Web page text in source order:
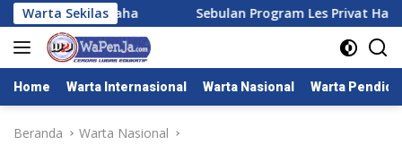
Langsung
ke
konten
Warta Sekilas
Primagraha Sebulan Program Les Privat Harian
Home Warta Internasional Warta Nasional Warta
Beranda Warta Nasional